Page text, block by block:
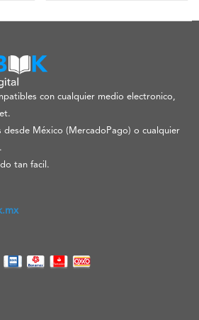
con cualquier medio electronico,
desde México (MercadoPago) o cualquier
tan facil.